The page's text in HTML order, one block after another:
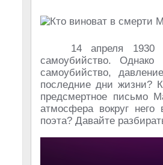
14 апреля 1930
самоубийство.
самоубийство,
последние дни жизни?
предсмертное письмо
атмосфера вокруг него
поэта? Давайте